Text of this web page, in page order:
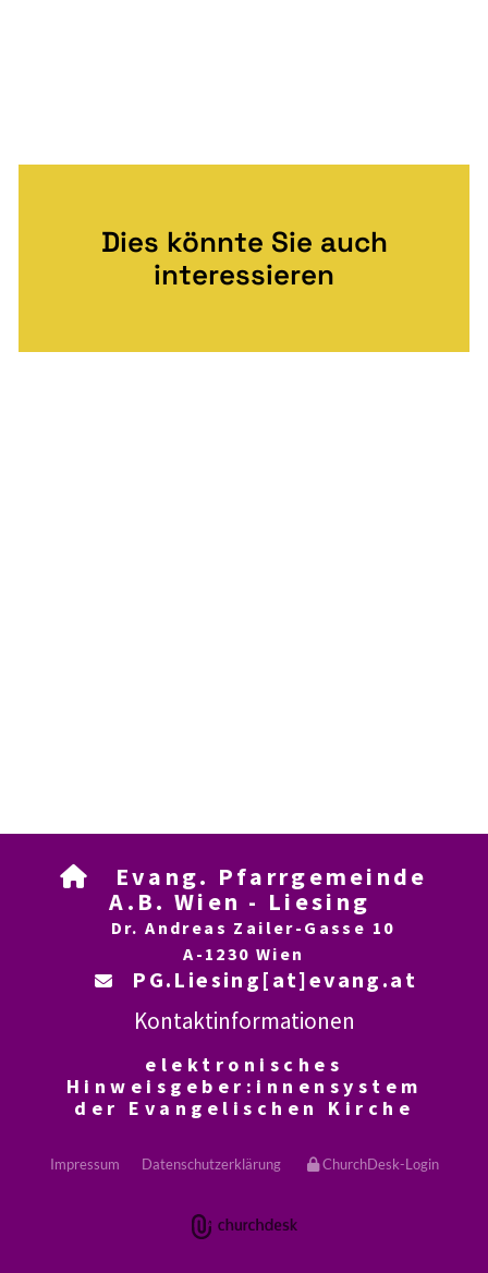
Dies könnte Sie auch
interessieren

Evang. Pfarrgemeinde
A.B. Wien - Liesing
Dr. Andreas Zailer-Gasse 10
A-1230 Wien
 PG.Liesing[at]evang.at
Kontaktinformationen
elektronisches
Hinweisgeber:innensystem
der Evangelischen Kirche
Impressum Datenschutzerklärung ChurchDesk-Login